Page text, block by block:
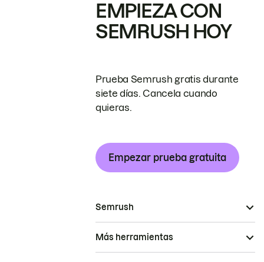
EMPIEZA CON
SEMRUSH HOY
Prueba Semrush gratis durante
siete días. Cancela cuando
quieras.
Empezar prueba gratuita
Semrush
Más herramientas